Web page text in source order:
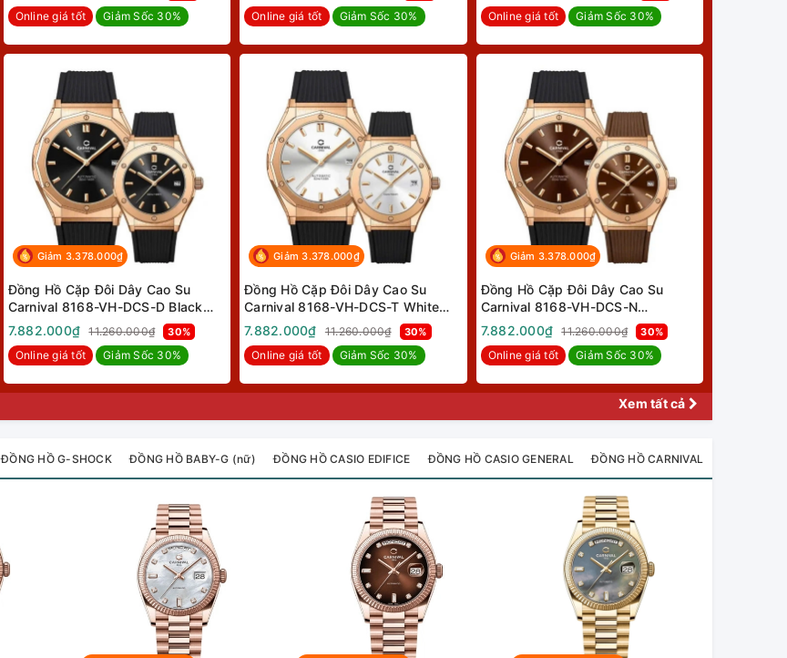
Online giá tốt Giảm Sốc 30% Online giá tốt Giảm Sốc 30% Online giá tốt Giảm Sốc 30%
Giảm 3.378.000₫
Đồng Hồ Cặp Đôi Dây Cao Su
Carnival 8168-VH-DCS-D Black
Rose Gold
7.882.000₫ 11.260.000₫ 30%
Online giá tốt Giảm Sốc 30%
Giảm 3.378.000₫
Đồng Hồ Cặp Đôi Dây Cao Su
Carnival 8168-VH-DCS-T White
Rose Gold
7.882.000₫ 11.260.000₫ 30%
Online giá tốt Giảm Sốc 30%
Giảm 3.378.000₫
Đồng Hồ Cặp Đôi Dây Cao Su
Carnival 8168-VH-DCS-N
Chocolate Rose Gold
7.882.000₫ 11.260.000₫ 30%
Online giá tốt Giảm Sốc 30%
Xem tất cả
ĐỒNG HỒ G-SHOCK ĐỒNG HỒ BABY-G (nữ) ĐỒNG HỒ CASIO EDIFICE ĐỒNG HỒ CASIO GENERAL ĐỒNG HỒ CARNIVAL